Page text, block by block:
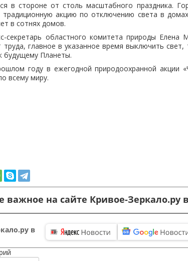
в стороне от столь масштабного праздника.
акцию по отключению света в
в сотнях домов.
секретарь областного комитета природы Елена
труда, главное в указанное время выключить
будущему Планеты.
году в ежегодной природоохранной акции
всему миру.
важное на сайте Кривое-Зеркало.ру в
в